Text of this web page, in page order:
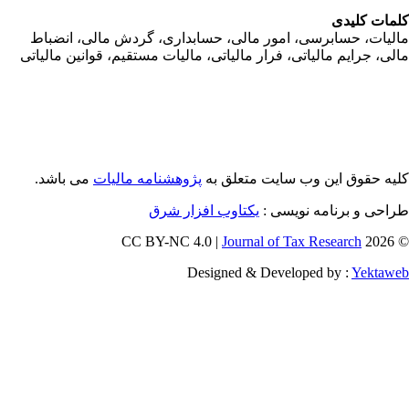
کلیدی
حسابرسی، امور مالی، حسابداری، گردش مالی، انضباط
جرايم مالياتی، فرار مالياتی، ماليات مستقيم، قوانين مالياتی
حقوق این وب سایت متعلق بهپژوهشنامه مالیاتمی باشد.
و برنامه نویسی : یکتاوب افزار شرق
©
Journal of Tax Research
Designed & Developed by :